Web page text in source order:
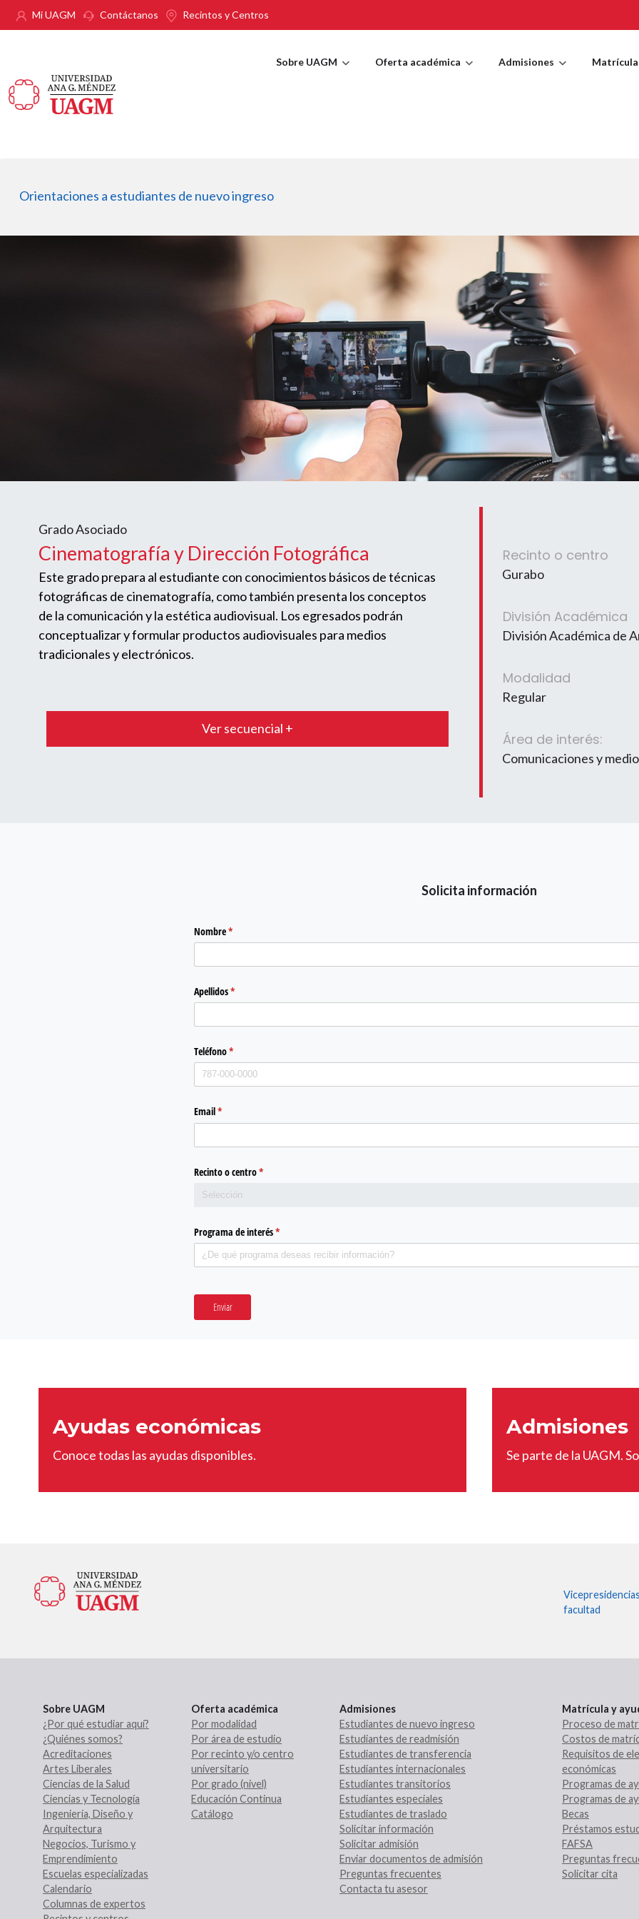
Pasar al contenido principal
Mi UAGM Contáctanos Recintos y Centros
Sobre UAGM Oferta académica Admisiones Matrícula
Orientaciones a estudiantes de nuevo ingreso
Grado Asociado
Cinematografía y Dirección Fotográfica
Este grado prepara al estudiante con conocimientos básicos de técnicas
fotográficas de cinematografía, como también presenta los conceptos
de la comunicación y la estética audiovisual. Los egresados podrán
conceptualizar y formular productos audiovisuales para medios
tradicionales y electrónicos.
Ver secuencial +
Recinto o centro
Gurabo
División Académica
División Académica de
Modalidad
Regular
Área de interés:
Comunicaciones y
Solicita información
Nombre*
(required)
Apellidos*
(required)
Teléfono*
(required)
Email*
(required)
Recinto o centro*
(required)
Programa de interés*
(required)
Enviar
Ayudas económicas
Conoce todas las ayudas disponibles.
Admisiones
Se parte de la UAGM.
facultad
Sobre UAGM
¿Por qué estudiar aquí?
¿Quiénes somos?
Acreditaciones
Artes Liberales
Ciencias de la Salud
Ciencias y Tecnología
Ingeniería, Diseño y
Arquitectura
Negocios, Turismo y
Emprendimiento
Escuelas especializadas
Calendario
Columnas de expertos
Oferta académica
Por modalidad
Por área de estudio
Por recinto y/o centro
universitario
Por grado (nivel)
Educación Continua
Catálogo
Admisiones
Estudiantes de nuevo ingreso
Estudiantes de readmisión
Estudiantes de transferencia
Estudiantes internacionales
Estudiantes transitorios
Estudiantes especiales
Estudiantes de traslado
Solicitar información
Solicitar admisión
Enviar documentos de admisión
Preguntas frecuentes
Contacta tu asesor
Matrícula y
Proceso de
Costos de
Requisitos de
económicas
Programas de
Programas de
Becas
Préstamos
FAFSA
Preguntas
Solicitar cita